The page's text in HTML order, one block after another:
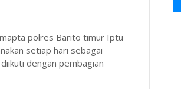
polres Barito timur Iptu
setiap hari sebagai
dengan pembagian